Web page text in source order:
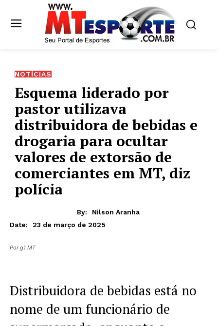
NOTÍCIAS
Esquema liderado por
pastor utilizava
distribuidora de bebidas e
drogaria para ocultar
valores de extorsão de
comerciantes em MT, diz
polícia
By:
Nilson Aranha
Date:
23 de março de 2025
Por g1 MT
Distribuidora de bebidas está no
nome de um funcionário de